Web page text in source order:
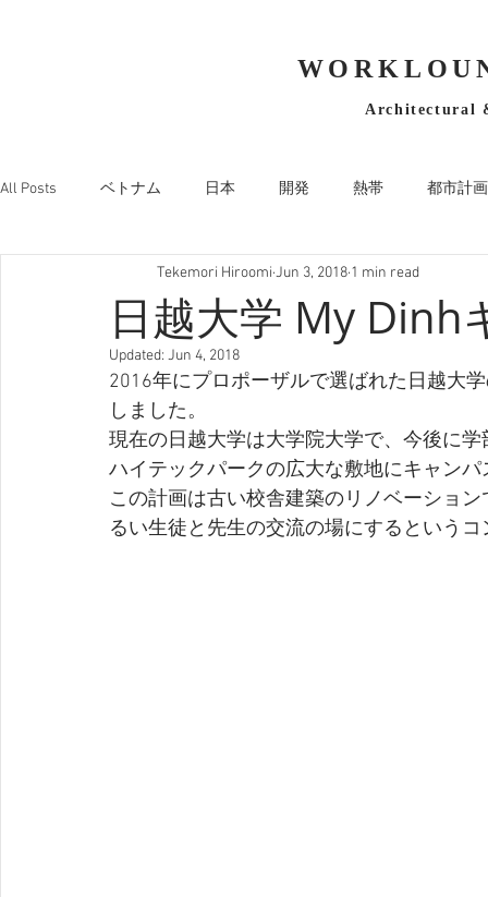
Architectural
All Posts ベトナム 日本 開発 熱帯 都市計画
日越大学 My Dinh
Tekemori Hiroomi Jun 3, 2018 1 min read
Updated: Jun 4, 2018
2016年にプロポーザルで選ばれた日越大
しました。
現在の日越大学は大学院大学で、今後に
ハイテックパークの広大な敷地にキャン
この計画は古い校舎建築のリノベーショ
るい生徒と先生の交流の場にするという